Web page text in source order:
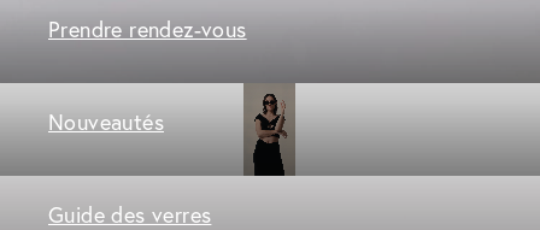
Prendre rendez-vous
Nouveautés
Guide des verres